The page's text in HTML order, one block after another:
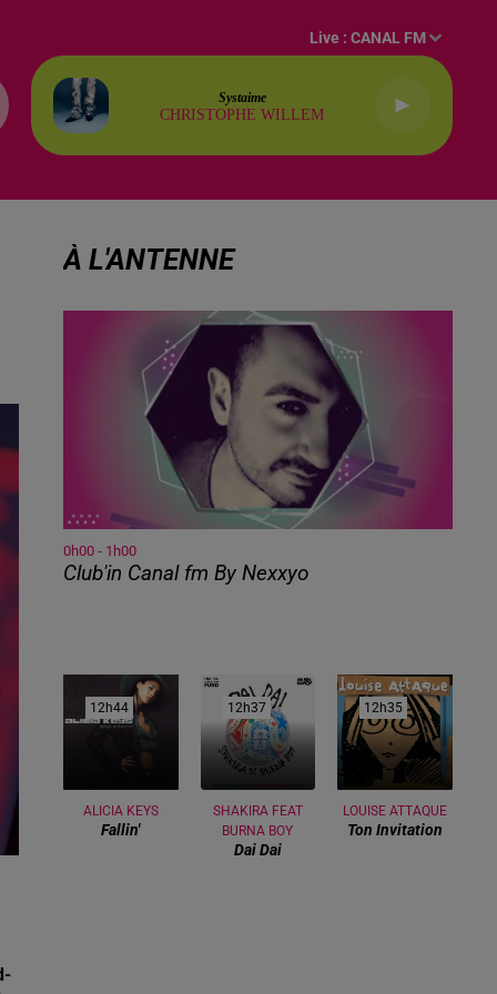
Live :CANAL FM
Systaime
CHRISTOPHE WILLEM
À L'ANTENNE
0h00 - 1h00
Club'in Canal fm By Nexxyo
12h44
12h44
ALICIA KEYS
Fallin'
12h37
12h37
SHAKIRA FEAT
BURNA BOY
Dai Dai
12h35
12h35
LOUISE ATTAQUE
Ton Invitation